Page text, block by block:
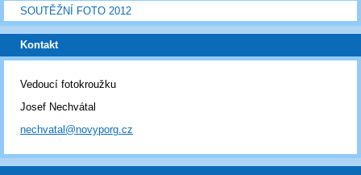
SOUTĚŽNÍ FOTO 2012
Kontakt
Vedoucí fotokroužku
Josef Nechvátal
nechvatal@novyporg.cz